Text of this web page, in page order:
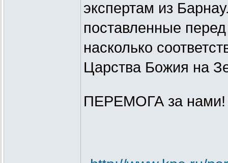
экспертам из
поставленные
насколько
Царства Божия на
ПЕРЕМОГА за нами!